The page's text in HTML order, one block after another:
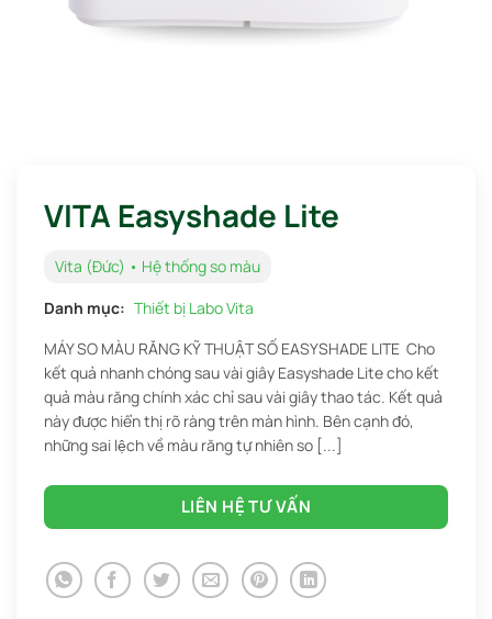
VITA Easyshade Lite
Vita (Đức) • Hệ thống so màu
Danh mục: Thiết bị Labo Vita
MÁY SO MÀU RĂNG KỸ THUẬT SỐ EASYSHADE LITE Cho
kết quả nhanh chóng sau vài giây Easyshade Lite cho kết
quả màu răng chính xác chỉ sau vài giây thao tác. Kết quả
này được hiển thị rõ ràng trên màn hình. Bên cạnh đó,
những sai lệch về màu răng tự nhiên so [...]
LIÊN HỆ TƯ VẤN